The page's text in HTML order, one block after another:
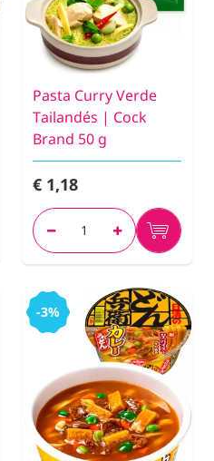
Pasta Curry Verde
Tailandés | Cock
Brand 50 g
€ 1,18
-3%